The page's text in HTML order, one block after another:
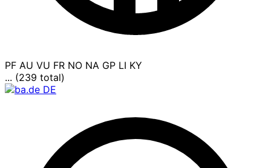
PF AU VU FR NO NA GP LI KY
... (239 total)